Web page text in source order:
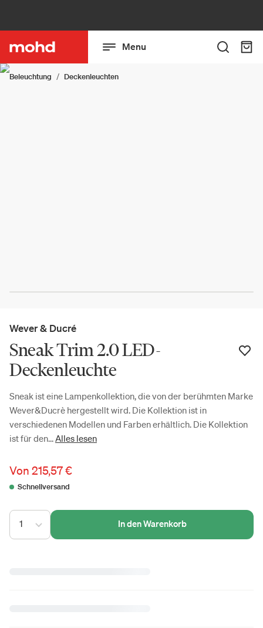
Menu
Beleuchtung Deckenleuchten
Wever & Ducré
Sneak Trim 2.0 LED-
Deckenleuchte
Sneak ist eine Lampenkollektion, die von der berühmten Marke
Wever&Ducrè hergestellt wird. Die Kollektion ist in
verschiedenen Modellen und Farben erhältlich. Die Kollektion
ist für den...Alles lesen
Von 215,57 €
Schnellversand
1 In den Warenkorb